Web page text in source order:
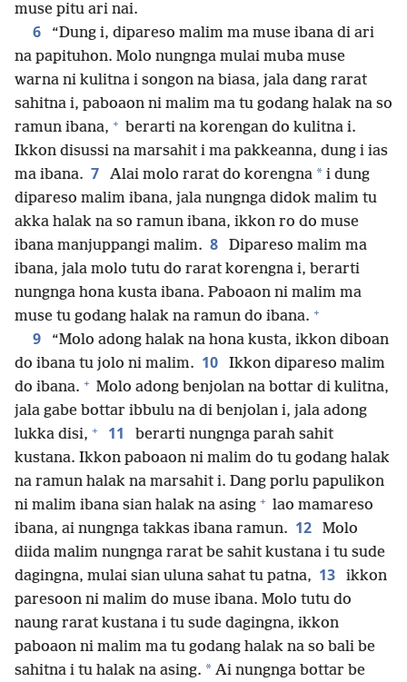
muse pitu ari nai.
6
“Dung i, dipareso malim ma muse ibana di ari
na papituhon. Molo nungnga mulai muba muse
warna ni kulitna i songon na biasa, jala dang rarat
sahitna i, paboaon ni malim ma tu godang halak na so
ramun ibana, + berarti na korengan do kulitna i.
Ikkon disussi na marsahit i ma pakkeanna, dung i ias
ma ibana. 7 Alai molo rarat do korengna * i dung
dipareso malim ibana, jala nungnga didok malim tu
akka halak na so ramun ibana, ikkon ro do muse
ibana manjuppangi malim. 8
Dipareso malim ma
ibana, jala molo tutu do rarat korengna i, berarti
nungnga hona kusta ibana. Paboaon ni malim ma
muse tu godang halak na ramun do ibana. +
9
“Molo adong halak na hona kusta, ikkon diboan
do ibana tu jolo ni malim. 10
Ikkon dipareso malim
do ibana. + Molo adong benjolan na bottar di kulitna,
jala gabe bottar ibbulu na di benjolan i, jala adong
lukka disi, + 11
berarti nungnga parah sahit
kustana. Ikkon paboaon ni malim do tu godang halak
na ramun halak na marsahit i. Dang porlu papulikon
ni malim ibana sian halak na asing + lao mamareso
ibana, ai nungnga takkas ibana ramun. 12
Molo
diida malim nungnga rarat be sahit kustana i tu sude
dagingna, mulai sian uluna sahat tu patna, 13
ikkon
paresoon ni malim do muse ibana. Molo tutu do
naung rarat kustana i tu sude dagingna, ikkon
paboaon ni malim ma tu godang halak na so bali be
sahitna i tu halak na asing. * Ai nungnga bottar be